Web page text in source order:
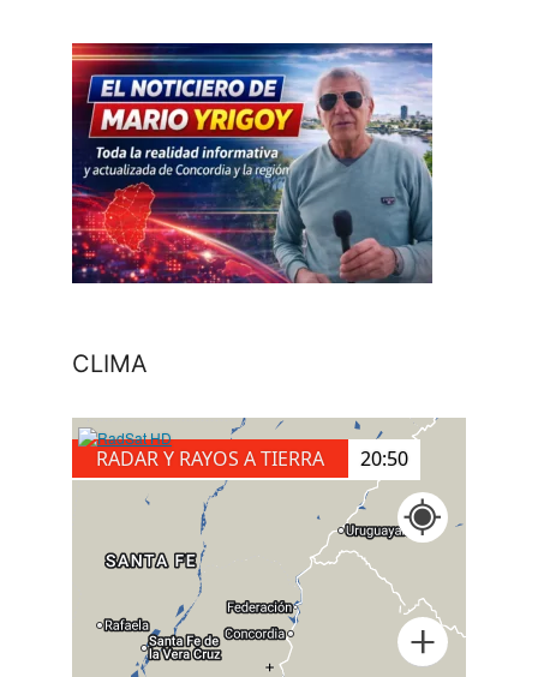
CLIMA
RADAR Y RAYOS A TIERRA 21:00
+